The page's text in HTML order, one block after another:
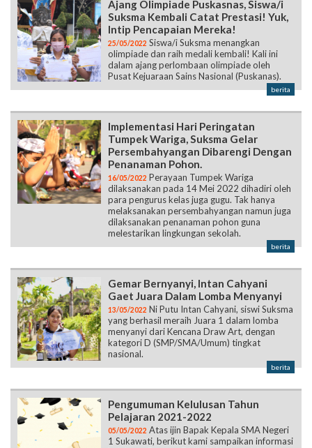
olimpiade dan raih medali kembali! Kali ini
dalam ajang perlombaan olimpiade oleh
Pusat Kejuaraan Sains Nasional (Puskanas).
Implementasi Hari Peringatan
Tumpek Wariga, Suksma Gelar
Penanaman Pohon.
16/05/2022Perayaan Tumpek Wariga
dilaksanakan pada 14 Mei 2022 dihadiri oleh
para pengurus kelas juga gugu. Tak hanya
melaksanakan persembahyangan namun juga
dilaksanakan penanaman pohon guna
melestarikan lingkungan sekolah.
berita
Gemar Bernyanyi, Intan Cahyani
Gaet Juara Dalam Lomba Menyanyi
yang berhasil meraih Juara 1 dalam lomba
menyanyi dari Kencana Draw Art, dengan
kategori D (SMP/SMA/Umum) tingkat
nasional.
berita
Pengumuman Kelulusan Tahun
Pelajaran 2021-2022
1 Sukawati, berikut kami sampaikan informasi
kelulusan Peserta Didik SMA Negeri 1
Sukawati Tahun Pelajaran 2021-2022
berita